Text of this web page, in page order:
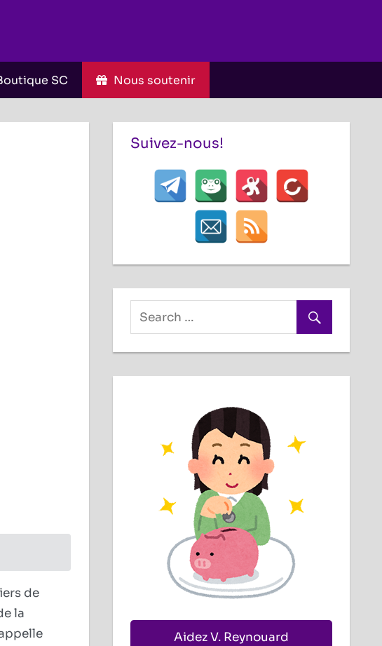
SC Nous soutenir
de
la
Suivez-nous!
Aidez V. Reynouard